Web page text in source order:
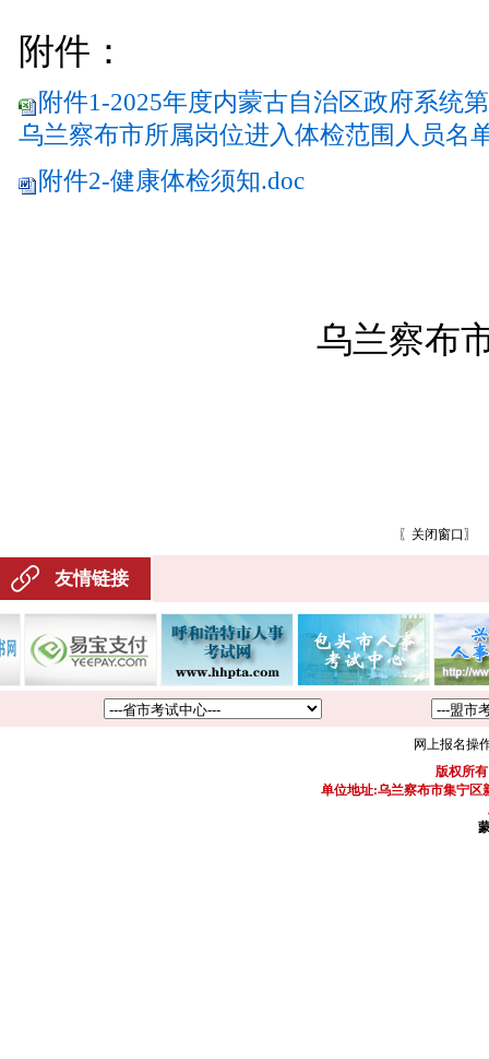
附件：
附件1-2025年度内蒙古自治区政府系统
乌兰察布市所属岗位进入体检范围人员名
附件2-健康体检须知.doc
乌兰察布
〖 关闭窗口 〗
友情链接
网上报名操
版权所
单位地址:乌兰察布市集宁区